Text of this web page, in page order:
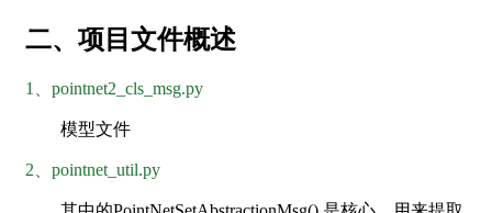
二、项目文件概述
1、pointnet2_cls_msg.py
模型文件
2、pointnet_util.py